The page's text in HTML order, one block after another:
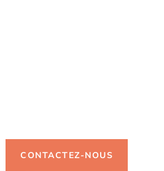
CONTACTEZ-NOUS